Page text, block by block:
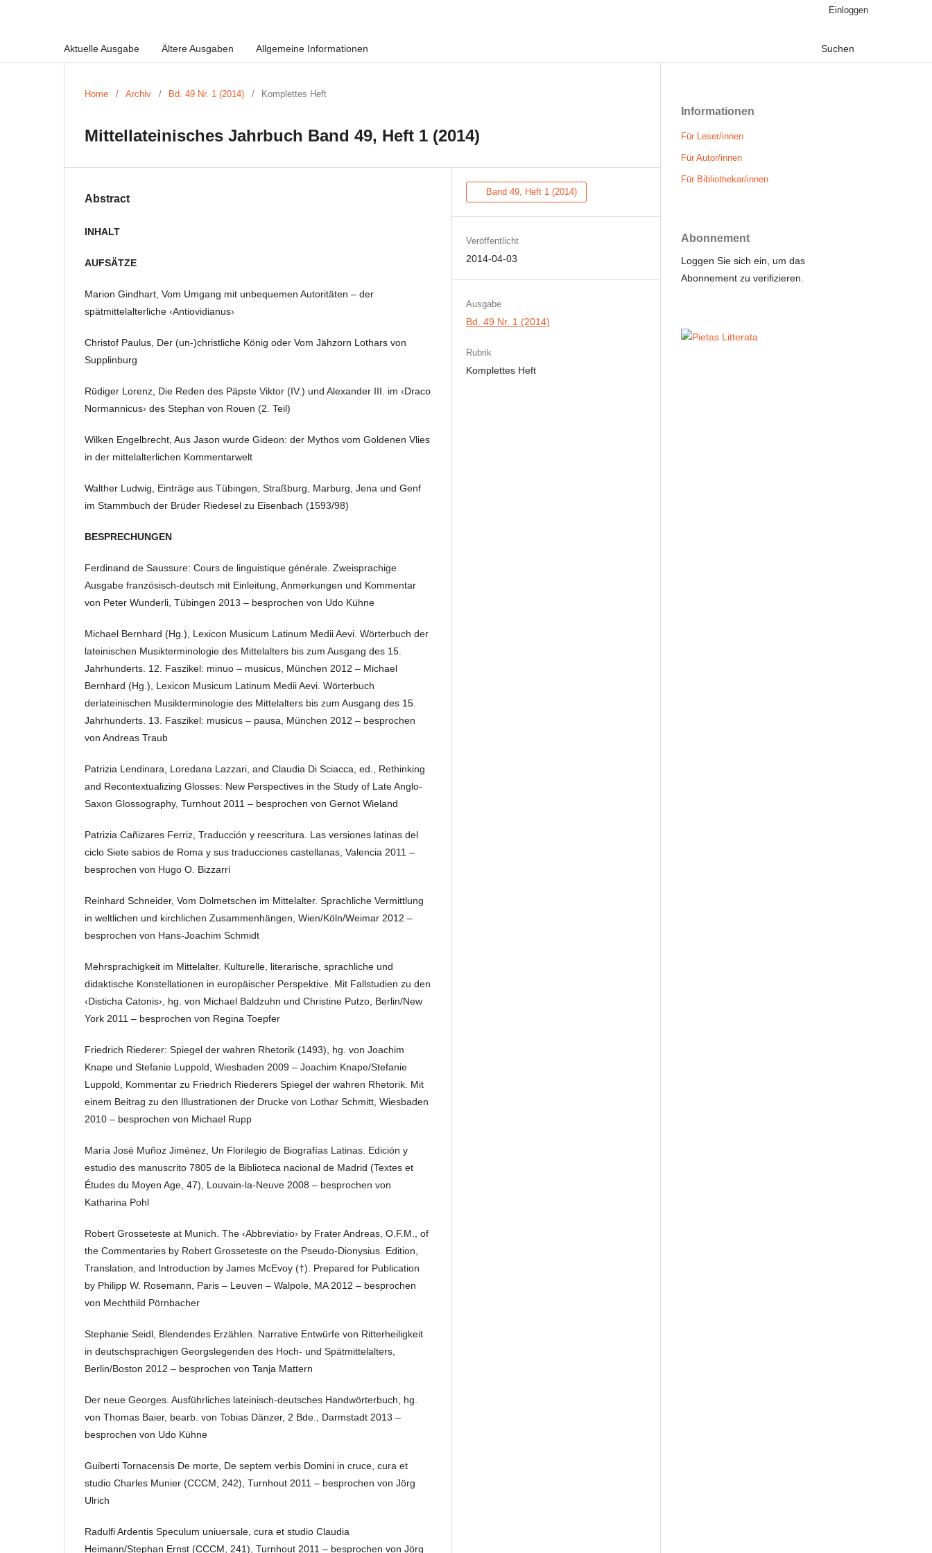
Aktuelle Ausgabe Ältere Ausgaben Allgemeine Informationen Suchen
Einloggen
Home / Archiv / Bd. 49 Nr. 1 (2014) / Komplettes Heft
Mittellateinisches Jahrbuch Band 49, Heft 1 (2014)
Abstract
INHALT
AUFSÄTZE
Marion Gindhart, Vom Umgang mit unbequemen Autoritäten – der
spätmittelalterliche ‹Antiovidianus›
Christof Paulus, Der (un-)christliche König oder Vom Jähzorn Lothars von
Supplinburg
Rüdiger Lorenz, Die Reden des Päpste Viktor (IV.) und Alexander III. im ‹Draco
Normannicus› des Stephan von Rouen (2. Teil)
Wilken Engelbrecht, Aus Jason wurde Gideon: der Mythos vom Goldenen Vlies
in der mittelalterlichen Kommentarwelt
Walther Ludwig, Einträge aus Tübingen, Straßburg, Marburg, Jena und Genf
im Stammbuch der Brüder Riedesel zu Eisenbach (1593/98)
BESPRECHUNGEN
Ferdinand de Saussure: Cours de linguistique générale. Zweisprachige
Ausgabe französisch-deutsch mit Einleitung, Anmerkungen und Kommentar
von Peter Wunderli, Tübingen 2013 – besprochen von Udo Kühne
Michael Bernhard (Hg.), Lexicon Musicum Latinum Medii Aevi. Wörterbuch der
lateinischen Musikterminologie des Mittelalters bis zum Ausgang des 15.
Jahrhunderts. 12. Faszikel: minuo – musicus, München 2012 – Michael
Bernhard (Hg.), Lexicon Musicum Latinum Medii Aevi. Wörterbuch
derlateinischen Musikterminologie des Mittelalters bis zum Ausgang des 15.
Jahrhunderts. 13. Faszikel: musicus – pausa, München 2012 – besprochen
von Andreas Traub
Patrizia Lendinara, Loredana Lazzari, and Claudia Di Sciacca, ed., Rethinking
and Recontextualizing Glosses: New Perspectives in the Study of Late Anglo-
Saxon Glossography, Turnhout 2011 – besprochen von Gernot Wieland
Patrizia Cañizares Ferriz, Traducción y reescritura. Las versiones latinas del
ciclo Siete sabios de Roma y sus traducciones castellanas, Valencia 2011 –
besprochen von Hugo O. Bizzarri
Reinhard Schneider, Vom Dolmetschen im Mittelalter. Sprachliche Vermittlung
in weltlichen und kirchlichen Zusammenhängen, Wien/Köln/Weimar 2012 –
besprochen von Hans-Joachim Schmidt
Mehrsprachigkeit im Mittelalter. Kulturelle, literarische, sprachliche und
didaktische Konstellationen in europäischer Perspektive. Mit Fallstudien zu den
‹Disticha Catonis›, hg. von Michael Baldzuhn und Christine Putzo, Berlin/New
York 2011 – besprochen von Regina Toepfer
Friedrich Riederer: Spiegel der wahren Rhetorik (1493), hg. von Joachim
Knape und Stefanie Luppold, Wiesbaden 2009 – Joachim Knape/Stefanie
Luppold, Kommentar zu Friedrich Riederers Spiegel der wahren Rhetorik. Mit
einem Beitrag zu den Illustrationen der Drucke von Lothar Schmitt, Wiesbaden
2010 – besprochen von Michael Rupp
María José Muñoz Jiménez, Un Florilegio de Biografías Latinas. Edición y
estudio des manuscrito 7805 de la Biblioteca nacional de Madrid (Textes et
Études du Moyen Age, 47), Louvain-la-Neuve 2008 – besprochen von
Katharina Pohl
Robert Grosseteste at Munich. The ‹Abbreviatio› by Frater Andreas, O.F.M., of
the Commentaries by Robert Grosseteste on the Pseudo-Dionysius. Edition,
Translation, and Introduction by James McEvoy (†). Prepared for Publication
by Philipp W. Rosemann, Paris – Leuven – Walpole, MA 2012 – besprochen
von Mechthild Pörnbacher
Stephanie Seidl, Blendendes Erzählen. Narrative Entwürfe von Ritterheiligkeit
in deutschsprachigen Georgslegenden des Hoch- und Spätmittelalters,
Berlin/Boston 2012 – besprochen von Tanja Mattern
Der neue Georges. Ausführliches lateinisch-deutsches Handwörterbuch, hg.
von Thomas Baier, bearb. von Tobias Dänzer, 2 Bde., Darmstadt 2013 –
besprochen von Udo Kühne
Guiberti Tornacensis De morte, De septem verbis Domini in cruce, cura et
studio Charles Munier (CCCM, 242), Turnhout 2011 – besprochen von Jörg
Ulrich
Radulfi Ardentis Speculum uniuersale, cura et studio Claudia
Heimann/Stephan Ernst (CCCM, 241), Turnhout 2011 – besprochen von Jörg
Band 49, Heft 1 (2014)
Veröffentlicht
2014-04-03
Ausgabe
Bd. 49 Nr. 1 (2014)
Rubrik
Komplettes Heft
Informationen
Für Leser/innen
Für Autor/innen
Für Bibliothekar/innen
Abonnement
Loggen Sie sich ein, um das
Abonnement zu verifizieren.